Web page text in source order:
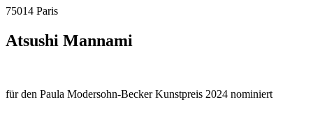
75014 Paris
Atsushi Mannami
für den Paula Modersohn-Becker Kunstpreis 2024 nominiert